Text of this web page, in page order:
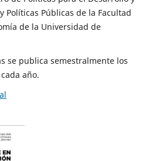
Políticas Públicas de la Facultad
de la Universidad de
se publica semestralmente los
año.